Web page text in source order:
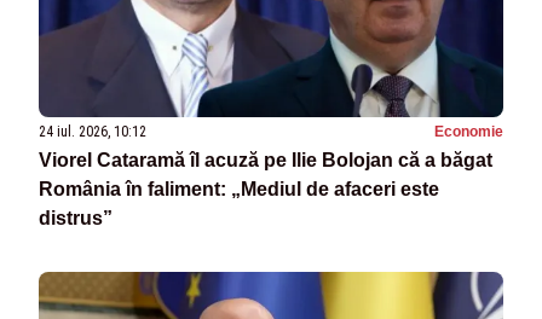
24 iul. 2026, 10:12 Economie
Viorel Cataramă îl acuză pe Ilie Bolojan că a băgat
România în faliment: „Mediul de afaceri este
distrus”